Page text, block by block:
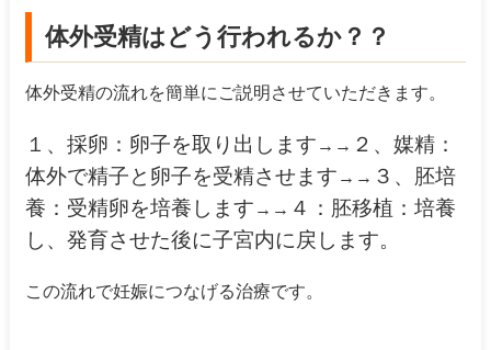
体外受精はどう行われるか？？
体外受精の流れを簡単にご説明させていただきます。
１、採卵：卵子を取り出します →→ ２、媒精：
体外で精子と卵子を受精させます →→ ３、胚培
養：受精卵を培養します →→ ４：胚移植：培養
し、発育させた後に子宮内に戻します。
この流れで妊娠につなげる治療です。